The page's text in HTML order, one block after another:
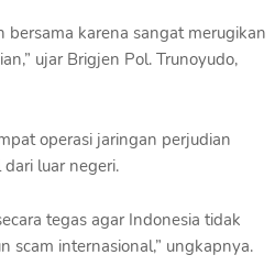
karena sangat merugikan
ujar Brigjen Pol. Trunoyudo,
operasi jaringan perjudian
luar negeri.
tegas agar Indonesia tidak
scam internasional,” ungkapnya.